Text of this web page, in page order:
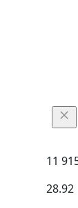
11
28.92